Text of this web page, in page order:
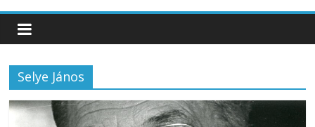
Selye János